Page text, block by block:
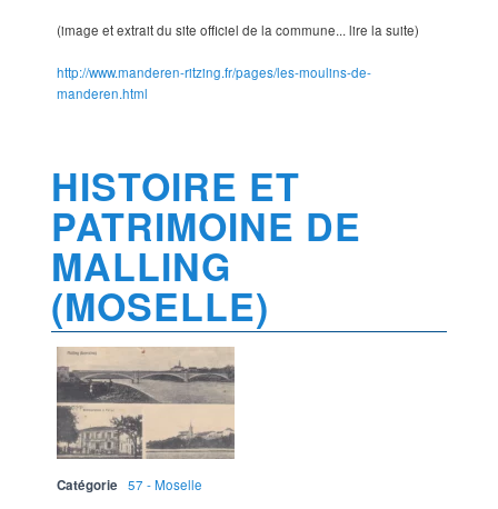
(image et extrait du site officiel de la commune... lire la suite)
http://www.manderen-ritzing.fr/pages/les-moulins-de-
manderen.html
HISTOIRE ET
PATRIMOINE DE
MALLING
(MOSELLE)
Catégorie
57 - Moselle